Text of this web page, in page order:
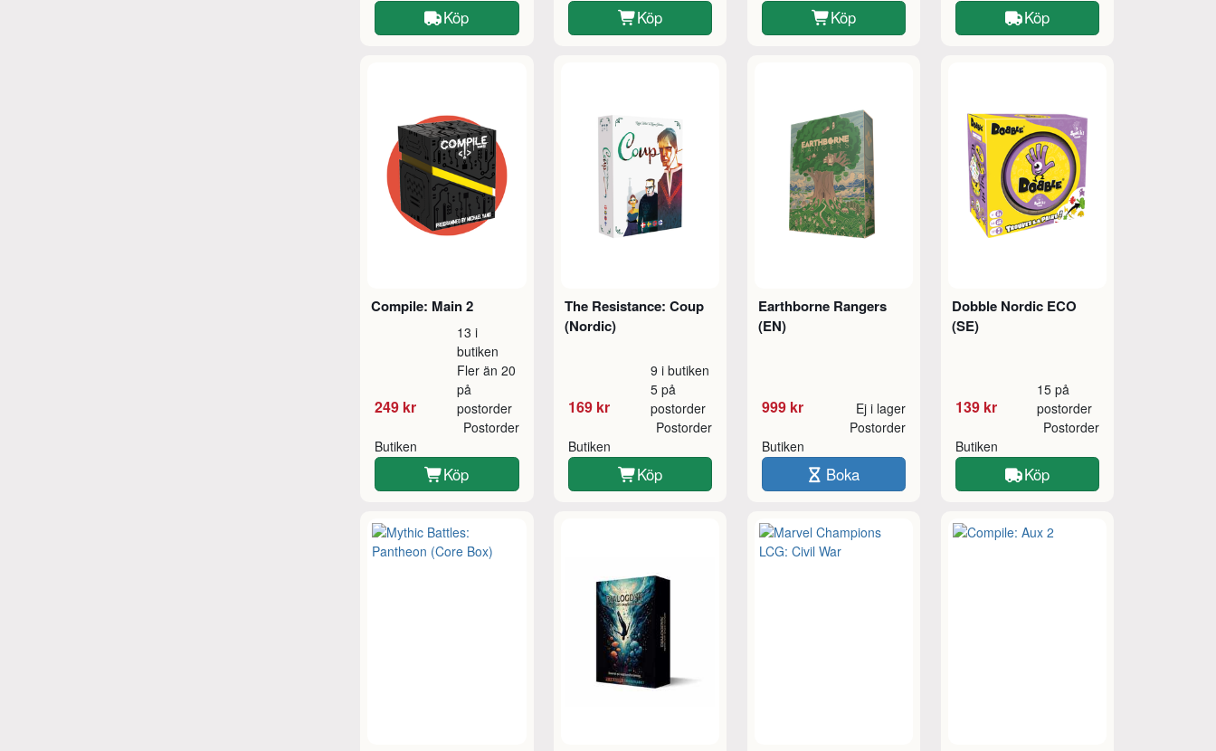
Köp Köp Köp Köp
Compile: Main 2
249 kr
13 i
butiken
Fler än 20
på
postorder
Butiken
Postorder
Köp
The Resistance: Coup
(Nordic)
169 kr
9 i butiken
5 på
postorder
Butiken
Postorder
Köp
Earthborne Rangers
(EN)
999 kr Ej i lager
Butiken
Postorder
Boka
Dobble Nordic ECO
(SE)
139 kr
15 på
postorder
Butiken
Postorder
Köp